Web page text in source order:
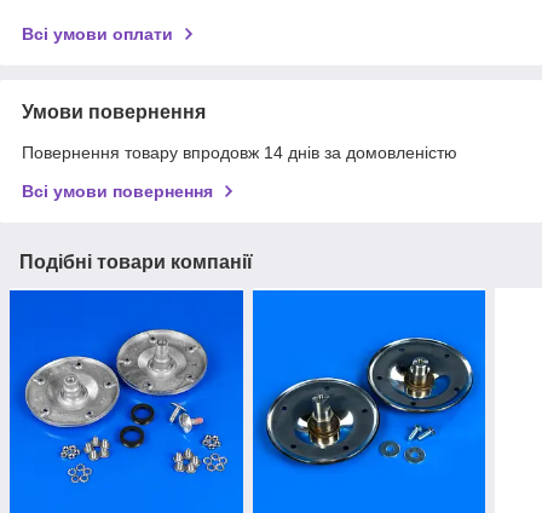
Всі умови оплати
Умови повернення
Повернення товару впродовж 14 днів за домовленістю
Всі умови повернення
Подібні товари компанії